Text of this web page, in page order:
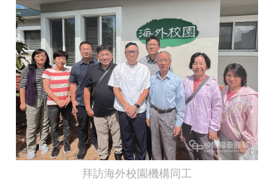
拜訪海外校園機構同工